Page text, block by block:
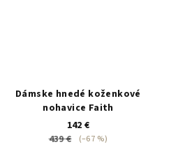
Dámske hnedé koženkové
nohavice Faith
142 €
439 €
(–67 %)